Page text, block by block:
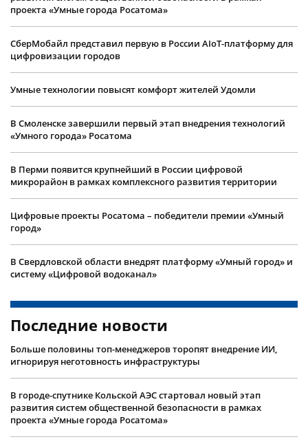
проекта «Умные города Росатома»
СберМобайл представил первую в России AIoT-платформу для
цифровизации городов
Умные технологии повысят комфорт жителей Удомли
В Смоленске завершили первый этап внедрения технологий
«Умного города» Росатома
В Перми появится крупнейший в России цифровой
микрорайон в рамках комплексного развития территории
Цифровые проекты Росатома – победители премии «Умный
город»
В Свердловской области внедрят платформу «Умный город» и
систему «Цифровой водоканал»
Последние новости
Больше половины топ-менеджеров торопят внедрение ИИ,
игнорируя неготовность инфраструктуры
В городе-спутнике Кольской АЭС стартовал новый этап
развития систем общественной безопасности в рамках
проекта «Умные города Росатома»